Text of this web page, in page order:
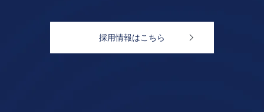
採用情報はこちら